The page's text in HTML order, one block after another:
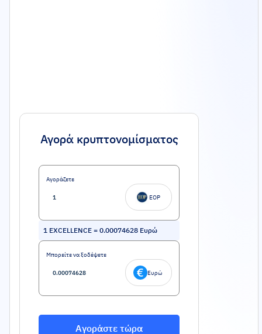
Αγορά κρυπτονομίσματος
Αγοράζετε
EOP
1 EXCELLENCE = 0.00074628 Ευρώ
Μπορείτε να ξοδέψετε
Ευρώ
Αγοράστε τώρα